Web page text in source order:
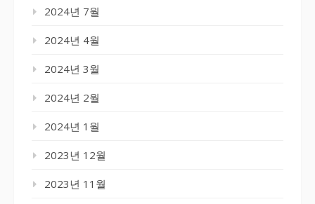
2024년 7월
2024년 4월
2024년 3월
2024년 2월
2024년 1월
2023년 12월
2023년 11월